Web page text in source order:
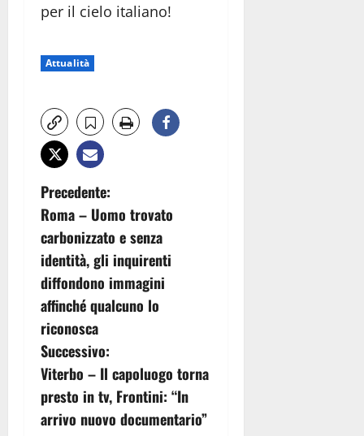
per il cielo italiano!
Attualità
N
a
v
i
g
a
z
Precedente:
Roma – Uomo trovato
carbonizzato e senza
identità, gli inquirenti
diffondono immagini
affinché qualcuno lo
riconosca
Successivo:
Viterbo – Il capoluogo torna
presto in tv, Frontini: “In
arrivo nuovo documentario”